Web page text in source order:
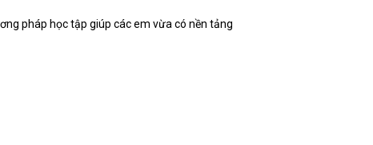
pháp học tập giúp các em vừa có nền tảng